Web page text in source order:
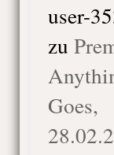
user-
zu
Goes,